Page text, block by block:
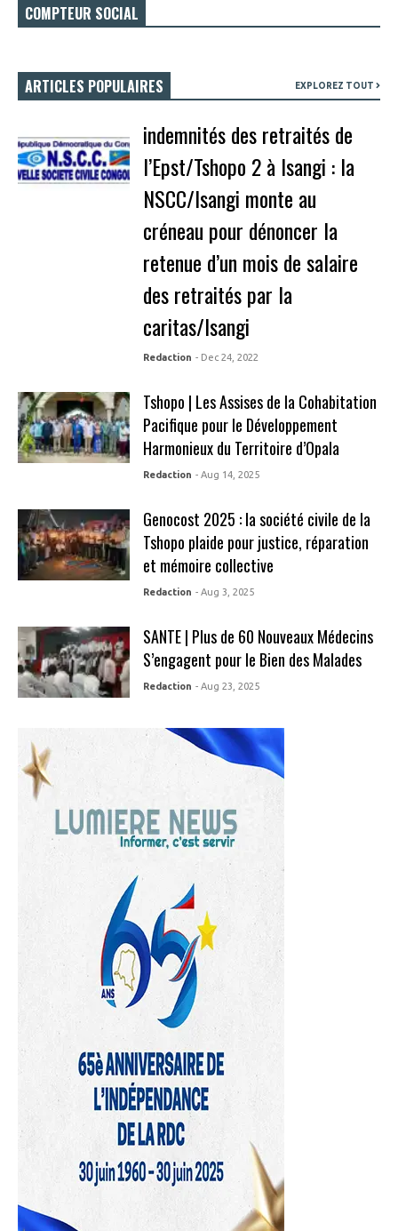
COMPTEUR SOCIAL
ARTICLES POPULAIRES EXPLOREZ TOUT
indemnités des retraités de
l’Epst/Tshopo 2 à Isangi : la
NSCC/Isangi monte au
créneau pour dénoncer la
retenue d’un mois de salaire
des retraités par la
caritas/Isangi
Redaction - Dec 24, 2022
Tshopo | Les Assises de la Cohabitation
Pacifique pour le Développement
Harmonieux du Territoire d’Opala
Redaction - Aug 14, 2025
Genocost 2025 : la société civile de la
Tshopo plaide pour justice, réparation
et mémoire collective
Redaction - Aug 3, 2025
SANTE | Plus de 60 Nouveaux Médecins
S’engagent pour le Bien des Malades
Redaction - Aug 23, 2025